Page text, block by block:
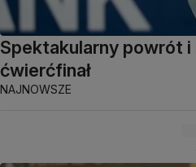
Spektakularny powrót
ćwierćfinał
NAJNOWSZE